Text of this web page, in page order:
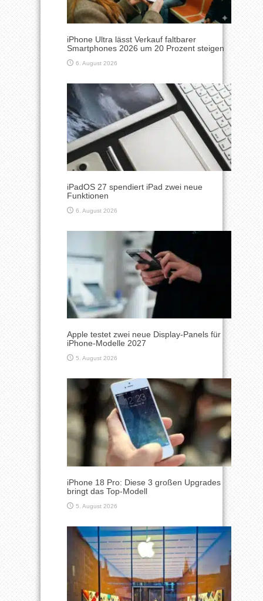
iPhone Ultra lässt Verkauf faltbarer
Smartphones 2026 um 20 Prozent steigen
6. August 2026
iPadOS 27 spendiert iPad zwei neue
Funktionen
6. August 2026
Apple testet zwei neue Display-Panels für
iPhone-Modelle 2027
5. August 2026
iPhone 18 Pro: Diese 3 großen Upgrades
bringt das Top-Modell
5. August 2026